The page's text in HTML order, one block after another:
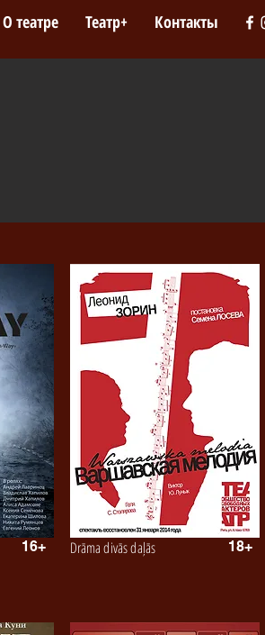
О театре Театр+ Контакты
16+ 18+
Drāma divās daļās